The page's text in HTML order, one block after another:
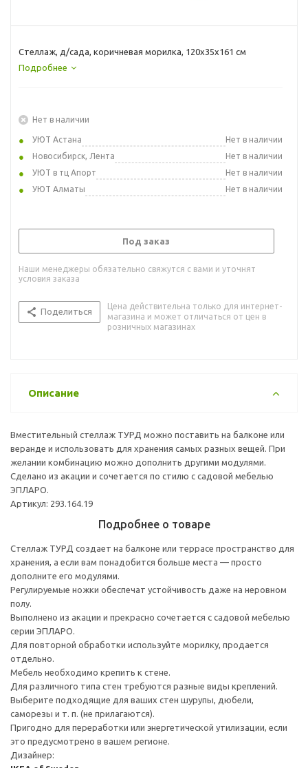
Стеллаж, д/сада, коричневая морилка, 120x35x161 см
Подробнее
Нет в наличии
УЮТ Астана
Нет в наличии
Новосибирск, Лента
Нет в наличии
УЮТ в тц Апорт
Нет в наличии
УЮТ Алматы
Нет в наличии
Под заказ
Наши менеджеры обязательно свяжутся с вами и уточнят
условия заказа
Поделиться
Цена действительна только для интернет-
магазина и может отличаться от цен в
розничных магазинах
Описание
Вместительный стеллаж ТУРД можно поставить на балконе или
веранде и использовать для хранения самых разных вещей. При
желании комбинацию можно дополнить другими модулями.
Сделано из акации и сочетается по стилю с садовой мебелью
ЭПЛАРО.
Артикул: 293.164.19
Подробнее о товаре
Стеллаж ТУРД создает на балконе или террасе пространство для
хранения, а если вам понадобится больше места — просто
дополните его модулями.
Регулируемые ножки обеспечат устойчивость даже на неровном
полу.
Выполнено из акации и прекрасно сочетается с садовой мебелью
серии ЭПЛАРО.
Для повторной обработки используйте морилку, продается
отдельно.
Мебель необходимо крепить к стене.
Для различного типа стен требуются разные виды креплений.
Выберите подходящие для ваших стен шурупы, дюбели,
саморезы и т. п. (не прилагаются).
Пригодно для переработки или энергетической утилизации, если
это предусмотрено в вашем регионе.
Дизайнер: